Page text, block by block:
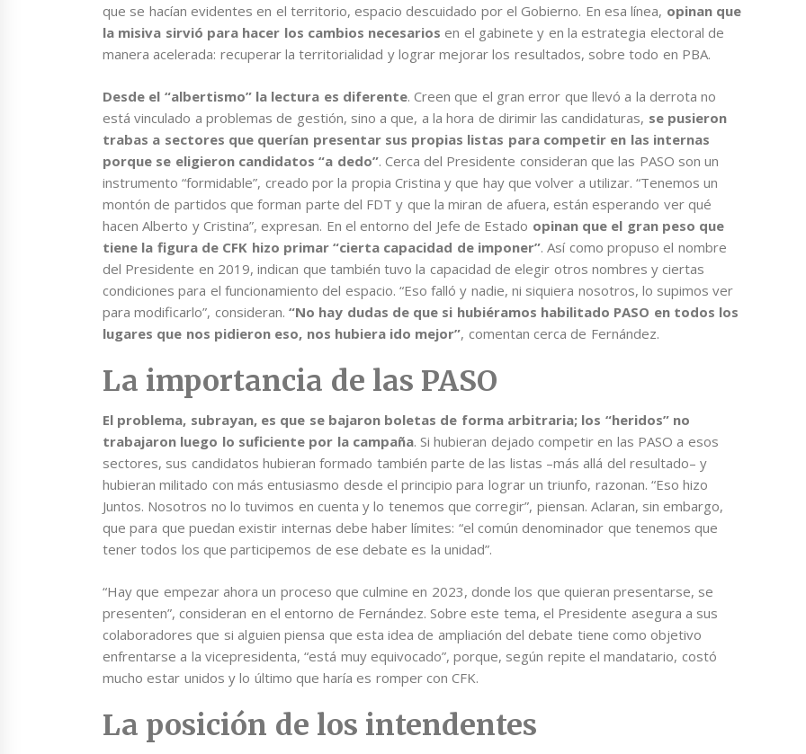
que se hacían evidentes en el territorio, espacio descuidado por el Gobierno. En esa línea, opinan que
la misiva sirvió para hacer los cambios necesariosen el gabinete y en la estrategia electoral de
manera acelerada: recuperar la territorialidad y lograr mejorar los resultados, sobre todo en PBA.
Desde el “albertismo” la lectura es diferente. Creen que el gran error que llevó a la derrota no
está vinculado a problemas de gestión, sino a que, a la hora de dirimir las candidaturas, se pusieron
trabas a sectores que querían presentar sus propias listas para competir en las internas
porque se eligieron candidatos “a dedo”. Cerca del Presidente consideran que las PASO son un
instrumento “formidable”, creado por la propia Cristina y que hay que volver a utilizar. “Tenemos un
montón de partidos que forman parte del FDT y que la miran de afuera, están esperando ver qué
hacen Alberto y Cristina”, expresan. En el entorno del Jefe de Estado opinan que el gran peso que
tiene la figura de CFK hizo primar “cierta capacidad de imponer”. Así como propuso el nombre
del Presidente en 2019, indican que también tuvo la capacidad de elegir otros nombres y ciertas
condiciones para el funcionamiento del espacio. “Eso falló y nadie, ni siquiera nosotros, lo supimos ver
para modificarlo”, consideran. “No hay dudas de que si hubiéramos habilitado PASO en todos los
lugares que nos pidieron eso, nos hubiera ido mejor”, comentan cerca de Fernández.
La importancia de las PASO
El problema, subrayan, es que se bajaron boletas de forma arbitraria; los “heridos” no
trabajaron luego lo suficiente por la campaña. Si hubieran dejado competir en las PASO a esos
sectores, sus candidatos hubieran formado también parte de las listas –más allá del resultado– y
hubieran militado con más entusiasmo desde el principio para lograr un triunfo, razonan. “Eso hizo
Juntos. Nosotros no lo tuvimos en cuenta y lo tenemos que corregir”, piensan. Aclaran, sin embargo,
que para que puedan existir internas debe haber límites: “el común denominador que tenemos que
tener todos los que participemos de ese debate es la unidad”.
“Hay que empezar ahora un proceso que culmine en 2023, donde los que quieran presentarse, se
presenten”, consideran en el entorno de Fernández. Sobre este tema, el Presidente asegura a sus
colaboradores que si alguien piensa que esta idea de ampliación del debate tiene como objetivo
enfrentarse a la vicepresidenta, “está muy equivocado”, porque, según repite el mandatario, costó
mucho estar unidos y lo último que haría es romper con CFK.
La posición de los intendentes